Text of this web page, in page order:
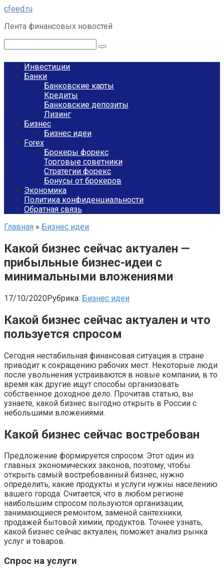
Перейти
контенту
cfeed.ru
Лента финансовых новостей
Инвестиции
Банки
Банковские карты
Кредиты
Банковские депозиты
Лизинг
Бизнес
Бизнес идеи
Forex
Брокеры форекс
Торговые советники
Стратегии форекс
Бонусы от брокеров
Экономика
Политика конфиденциальности
Обратная связь
Главная » Бизнес идеи
Какой бизнес сейчас актуален —
прибыльные бизнес-идеи с
минимальными вложениями
17/10/2020Рубрика: Бизнес идеи
Какой бизнес сейчас актуален и что
пользуется спросом
Сегодня нестабильная финансовая ситуация в стране
приводит к сокращению рабочих мест. Некоторые люди
после увольнения устраиваются в новые компании, в то
время как другие ищут способы организовать
собственное доходное дело. Прочитав статью, вы
узнаете, какой бизнес выгодно открыть в России с
небольшими вложениями.
Какой бизнес сейчас востребован
Предложение формируется спросом. Этот один из
главных экономических законов, поэтому, чтобы
открыть самый востребованный бизнес, нужно
определить, какие продукты и услуги нужны населению
вашего города. Считается, что в любом регионе
наибольшим спросом пользуются организации,
занимающиеся ремонтом, заменой сантехники,
продажей бытовой химии, продуктов. Точнее узнать,
какой бизнес сейчас актуален, поможет анализ рынка
услуг и товаров.
Спрос на услуги